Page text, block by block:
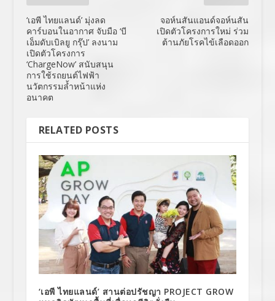
‘เอพี ไทยแลนด์’ มุ่งลด
คาร์บอนในอากาศ จับมือ ‘บี
เอ็มดับเบิลยู กรุ๊ป’ ลงนาม
เปิดตัวโครงการ
‘ChargeNow’ สนับสนุน
การใช้รถยนต์ไฟฟ้า
นวัตกรรมล้ำหน้าแห่ง
อนาคต
จอห์นสันแอนด์จอห์นสัน
เปิดตัวโครงการใหม่ ร่วม
ต้านภัยโรคไข้เลือดออก
RELATED POSTS
‘เอพี ไทยแลนด์’ สานต่อปรัชญา PROJECT GROW